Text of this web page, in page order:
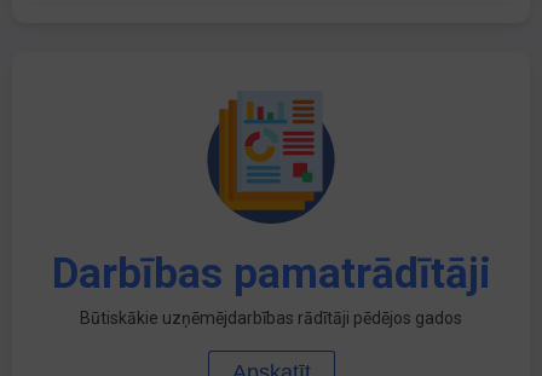
Darbības pamatrādītāji
Būtiskākie uzņēmējdarbības rādītāji pēdējos gados